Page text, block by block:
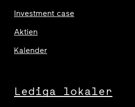
Investment case
Aktien
Kalender
Lediga lokaler